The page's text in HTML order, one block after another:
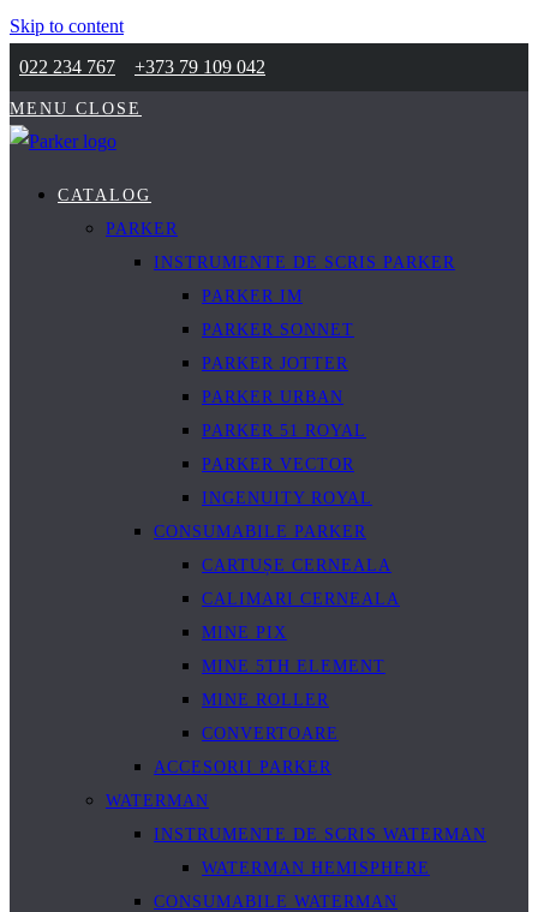
Skip to content
022 234 767
+373 79 109 042
MENU CLOSE
CATALOG
PARKER
INSTRUMENTE DE SCRIS PARKER
PARKER IM
PARKER SONNET
PARKER JOTTER
PARKER URBAN
PARKER 51 ROYAL
PARKER VECTOR
INGENUITY ROYAL
CONSUMABILE PARKER
CARTUȘE CERNEALA
CALIMARI CERNEALA
MINE PIX
MINE 5TH ELEMENT
MINE ROLLER
CONVERTOARE
ACCESORII PARKER
WATERMAN
INSTRUMENTE DE SCRIS WATERMAN
WATERMAN HEMISPHERE
CONSUMABILE WATERMAN